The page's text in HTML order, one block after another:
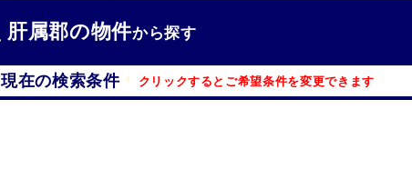
肝属郡の物件から探す
現在の検索条件 クリックするとご希望条件を変更できます